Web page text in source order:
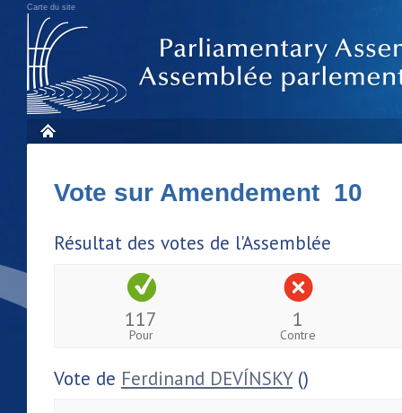
Carte du site
Vote sur Amendement 10
Résultat des votes de l'Assemblée
117
Pour
1
Contre
Vote de Ferdinand DEVÍNSKY()